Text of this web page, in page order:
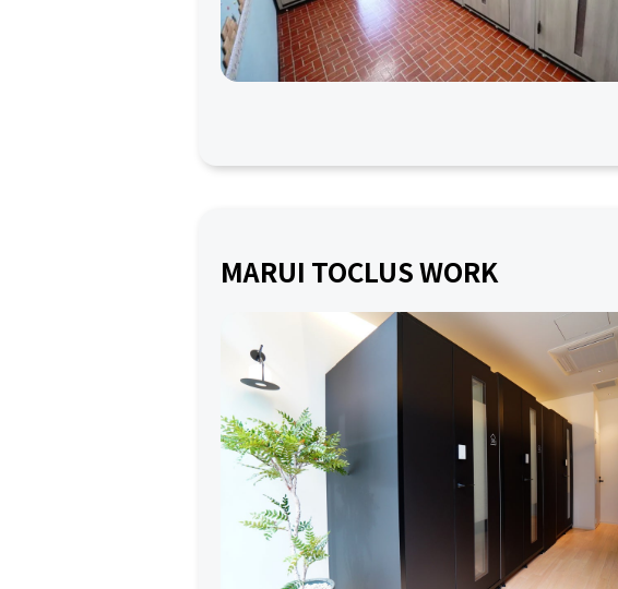
MARUI TOCLUS WORK